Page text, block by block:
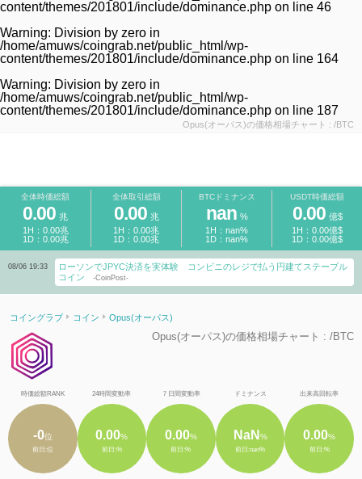
content/themes/201801/include/dominance.php on line 46
Warning: Division by zero in
/home/amuws/coingrab.net/public_html/wp-
content/themes/201801/include/dominance.php on line 164
Warning: Division by zero in
/home/amuws/coingrab.net/public_html/wp-
content/themes/201801/include/dominance.php on line 187
Opus(オーパス)の価格相場チャート : /BTC
全体時価総額 全体取引総額 BTCドミナンス USDT時価総額
0.00 兆
1H：0.00兆
1D：0.00兆
0.00 兆
1H：0.00兆
1D：0.00兆
nan %
1H：nan%
1D：nan%
0.00 億$
1H：0.00億$
1D：0.00億$
08/06 19:33
ローソンでJPYC決済を実体験 コンビニのレジで払う円建てステーブル
コイン
-CoinPost-
コイングラブ コイン Opus(オーパス)
Opus(オーパス)の価格相場チャート : /BTC
時価総額RANK
-0位
前日:位
24時間変動率
0.00%
前日:%
７日間変動率
0.00%
前日:%
ドミナンス
NaN %
前日:nan%
出来高回転率
0.00%
前日:%